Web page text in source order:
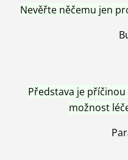
Nevěřte něčemu jen
Představa je
možnost